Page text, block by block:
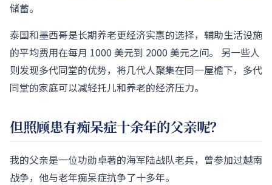
储蓄。
泰国和墨西哥是长期养老更经济实惠的选择，辅助生活设施
的平均费用在每月 1000 美元到 2000 美元之间。 另一些人
则发现多代同堂的优势，将几代人聚集在同一屋檐下，多代
同堂的家庭可以减轻托儿和养老的经济压力。
但照顾患有痴呆症十余年的父亲呢？
我的父亲是一位功勋卓著的海军陆战队老兵，曾参加过越南
战争，他与老年痴呆症抗争了十多年。